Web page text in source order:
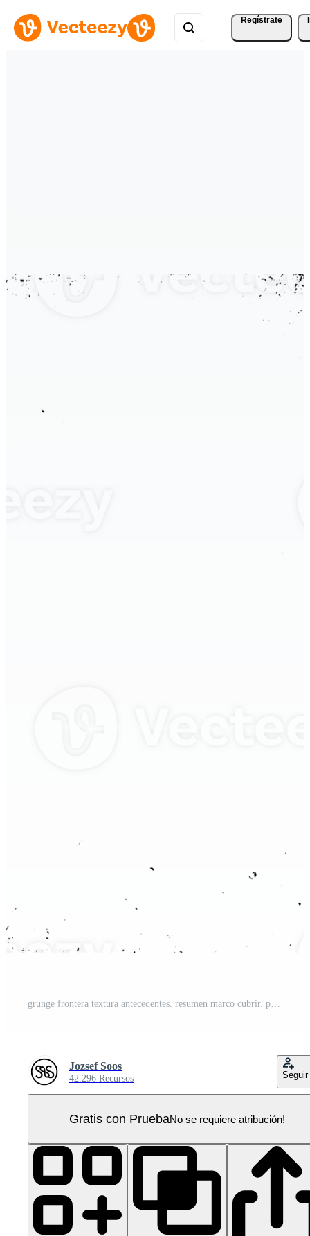
Regístrate
grunge frontera textura antecedentes. resumen marco cubrir. png gráfico ilustración con transparente antecedentes. PNG Pro
Jozsef Soos
42.296 Recursos Seguir
Gratis con PruebaNo se requiere atribución!